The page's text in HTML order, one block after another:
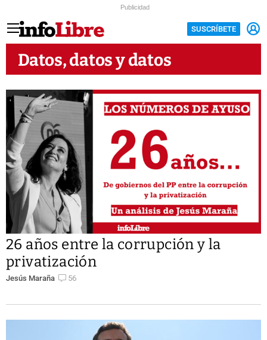
Publicidad
SUSCRÍBETE
Datos, datos y datos
26 años entre la corrupción y la
privatización
Jesús Maraña 56